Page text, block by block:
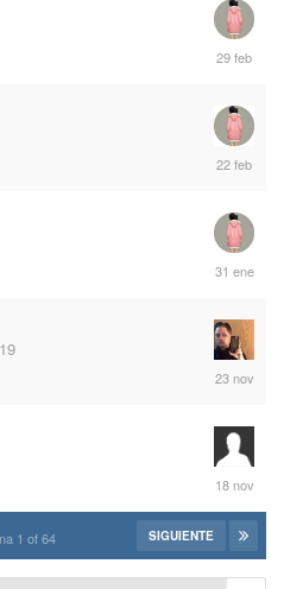
29
feb
22
feb
31
ene
23
nov
18
nov
2019
SIGUIENTE
1 of 64